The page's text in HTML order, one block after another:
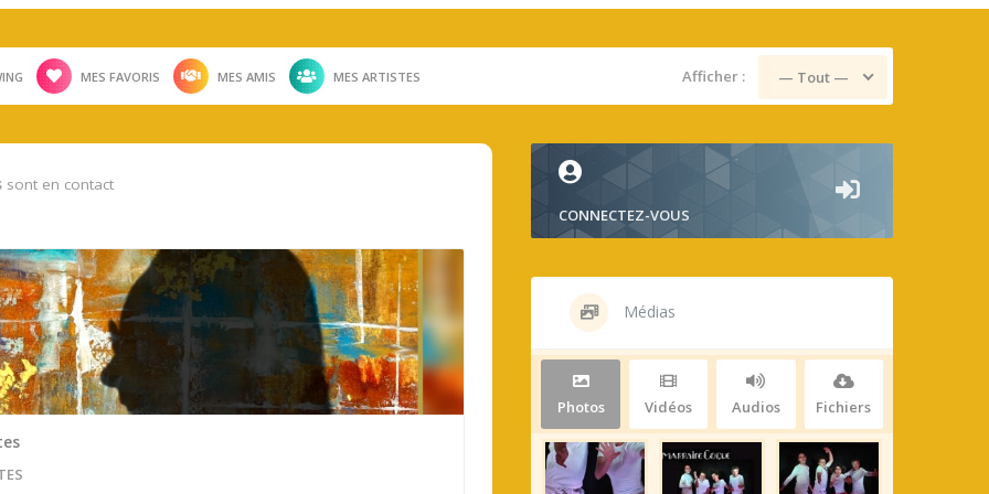
MES FAVORIS MES AMIS MES ARTISTES Afficher : — Tout —
sont en contact
CONNECTEZ-VOUS
Médias
Photos Vidéos Audios Fichiers